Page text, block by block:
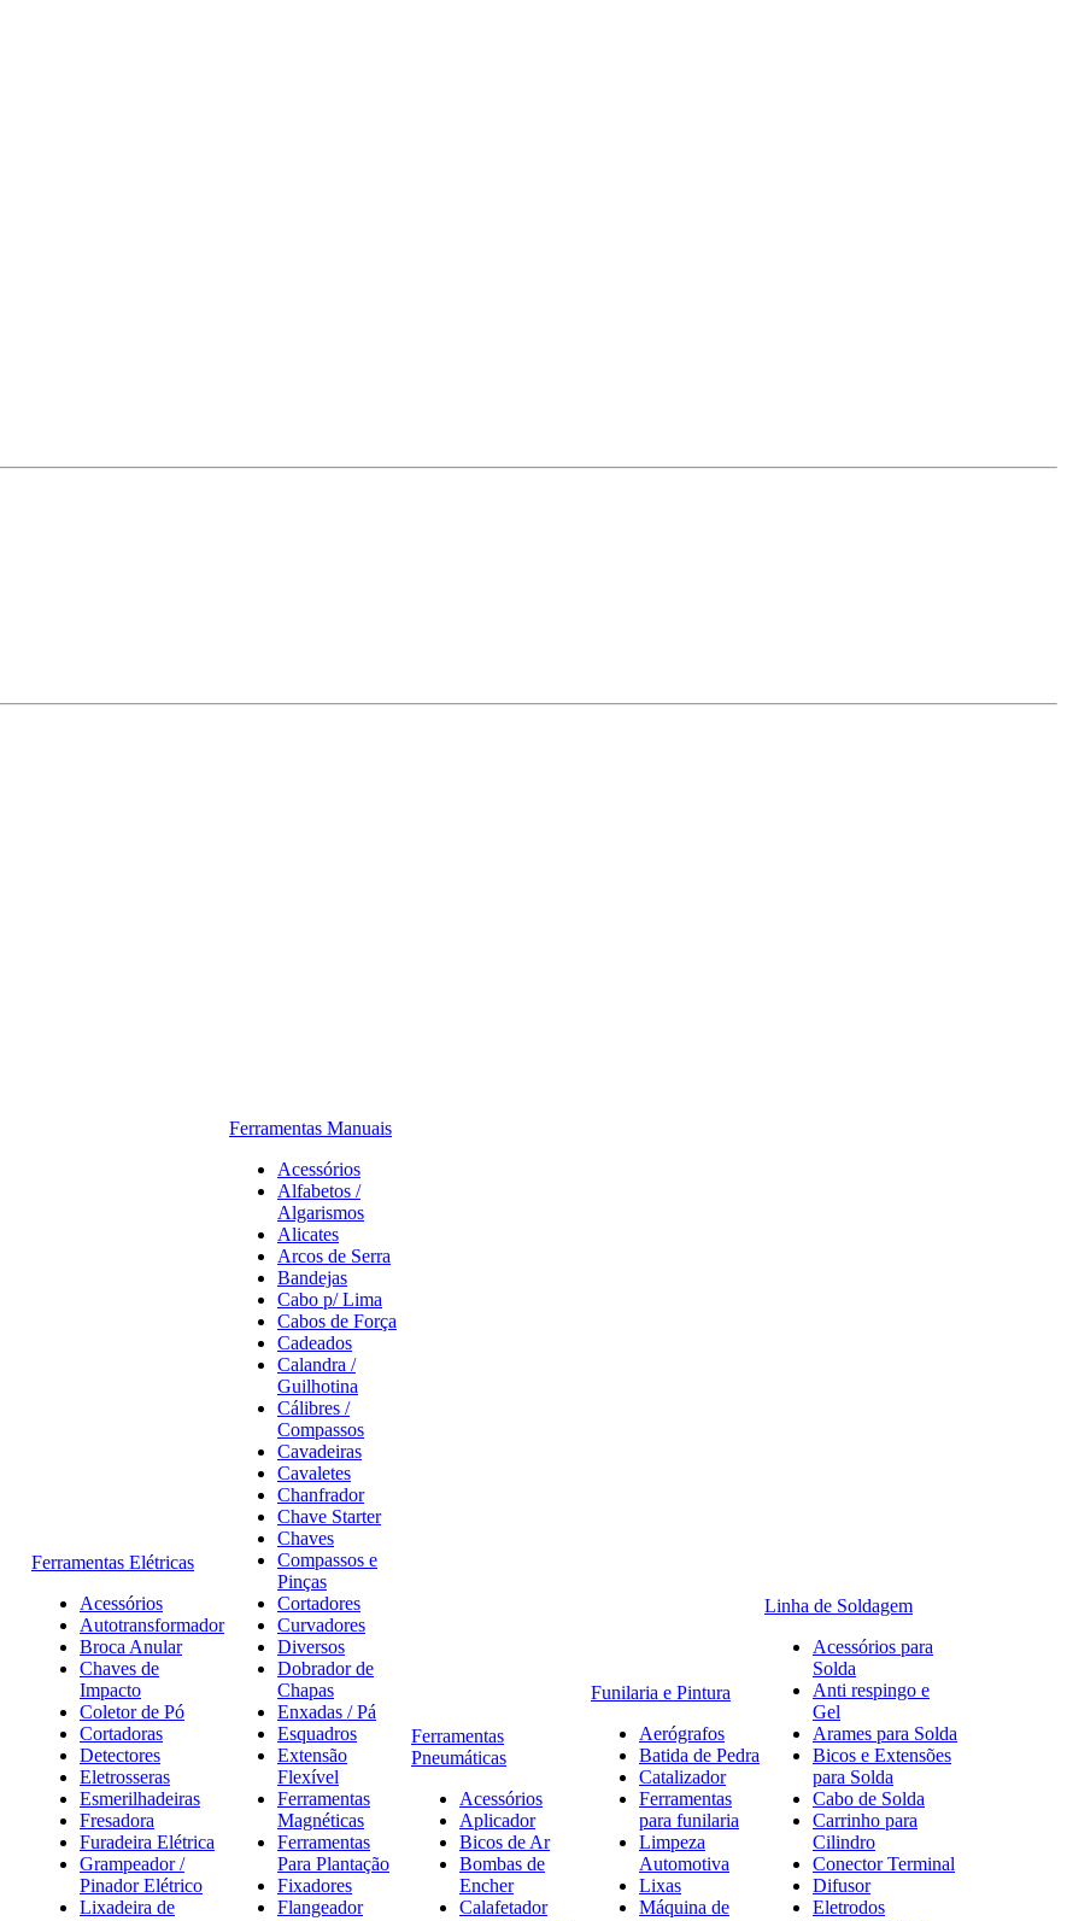
Ferramentas Elétricas
Acessórios
Autotransformador
Broca Anular
Chaves de
Impacto
Coletor de Pó
Cortadoras
Detectores
Eletrosseras
Esmerilhadeiras
Fresadora
Furadeira Elétrica
Grampeador /
Pinador Elétrico
Lixadeira de
Ferramentas Manuais
Acessórios
Alfabetos /
Algarismos
Alicates
Arcos de Serra
Bandejas
Cabo p/ Lima
Cabos de Força
Cadeados
Calandra /
Guilhotina
Cálibres /
Compassos
Cavadeiras
Cavaletes
Chanfrador
Chave Starter
Chaves
Compassos e
Pinças
Cortadores
Curvadores
Diversos
Dobrador de
Chapas
Enxadas / Pá
Esquadros
Extensão
Flexível
Ferramentas
Magnéticas
Ferramentas
Para Plantação
Fixadores
Flangeador
Ferramentas
Pneumáticas
Acessórios
Aplicador
Bicos de Ar
Bombas de
Encher
Calafetador
Funilaria e Pintura
Aerógrafos
Batida de Pedra
Catalizador
Ferramentas
para funilaria
Limpeza
Automotiva
Lixas
Máquina de
Linha de Soldagem
Acessórios para
Solda
Anti respingo e
Gel
Arames para Solda
Bicos e Extensões
para Solda
Cabo de Solda
Carrinho para
Cilindro
Conector Terminal
Difusor
Eletrodos